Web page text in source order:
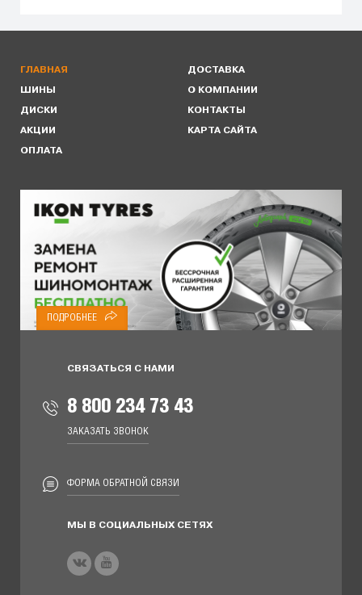
ГЛАВНАЯ
ШИНЫ
ДИСКИ
АКЦИИ
ОПЛАТА
ДОСТАВКА
О КОМПАНИИ
КОНТАКТЫ
КАРТА САЙТА
ПОДРОБНЕЕ
СВЯЗАТЬСЯ С НАМИ
8 800 234 73 43
ЗАКАЗАТЬ ЗВОНОК
ФОРМА ОБРАТНОЙ СВЯЗИ
МЫ В СОЦИАЛЬНЫХ СЕТЯХ